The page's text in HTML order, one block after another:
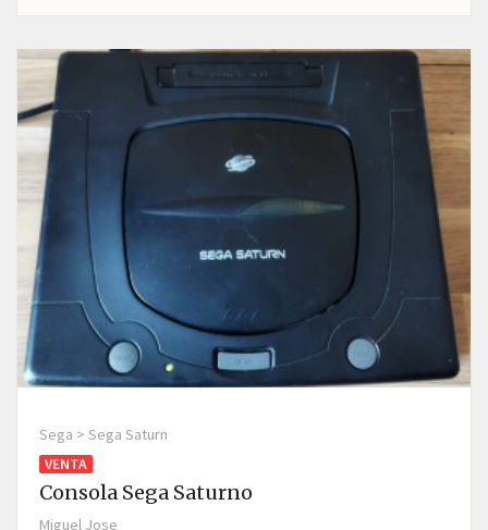
Sega > Sega Saturn
VENTA
Consola Sega Saturno
Miguel Jose